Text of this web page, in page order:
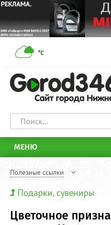
°С
МЕНЮ
Полезные ссылки
Подарки, сувениры
Цветочное